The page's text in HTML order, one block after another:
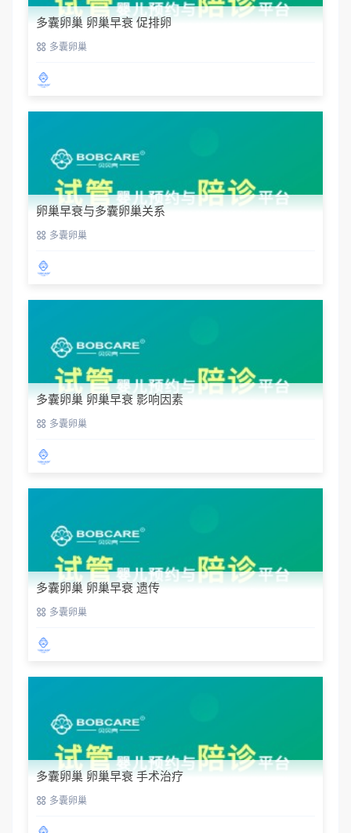
多囊卵巢 卵巢早衰 促排卵
多囊卵巢
卵巢早衰与多囊卵巢关系
多囊卵巢
多囊卵巢 卵巢早衰 影响因素
多囊卵巢
多囊卵巢 卵巢早衰 遗传
多囊卵巢
多囊卵巢 卵巢早衰 手术治疗
多囊卵巢